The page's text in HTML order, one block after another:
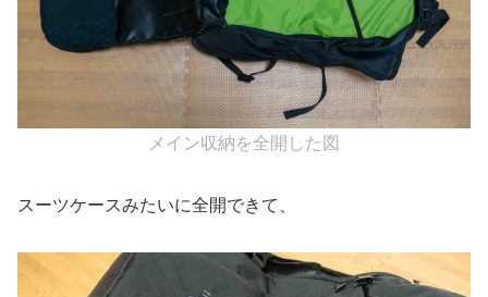
メイン収納を全開した図
スーツケースみたいに全開できて、